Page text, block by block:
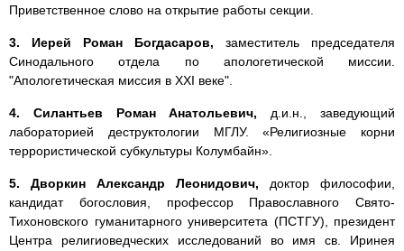
Приветственное слово на открытие работы секции.
3. Иерей Роман Богдасаров, заместитель председателя
Синодального отдела по апологетической миссии.
"Апологетическая миссия в XXI веке".
4. Силантьев Роман Анатольевич, д.и.н., заведующий
лабораторией деструктологии МГЛУ. «Религиозные корни
террористической субкультуры Колумбайн».
5. Дворкин Александр Леонидович, доктор философии,
кандидат богословия, профессор Православного Свято-
Тихоновского гуманитарного университета (ПСТГУ), президент
Центра религиоведческих исследований во имя св. Иринея